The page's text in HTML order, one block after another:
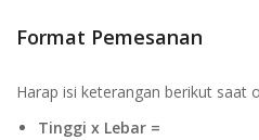
Format Pemesanan
Harap isi keterangan berikut saat
Tinggi x Lebar =